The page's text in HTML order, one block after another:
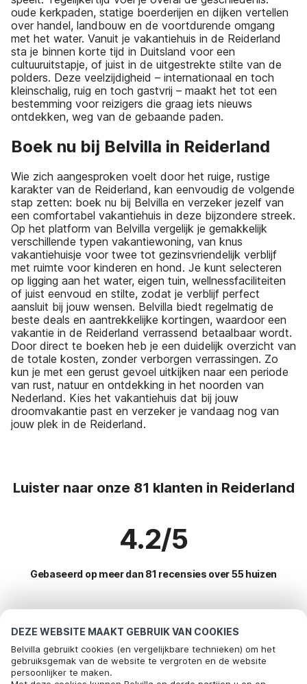
DEZE WEBSITE MAAKT GEBRUIK VAN COOKIES
Belvilla gebruikt cookies (en vergelijkbare technieken) om het
gebruiksgemak van de website te vergroten en de website
persoonlijker te maken.
oude kerkpaden, statige boerderijen en dijken vertellen
over handel, landbouw en de voortdurende omgang
met het water. Vanuit je vakantiehuis in de Reiderland
sta je binnen korte tijd in Duitsland voor een
cultuuruitstapje, of juist in de uitgestrekte stilte van de
polders. Deze veelzijdigheid – internationaal en toch
kleinschalig, ruig en toch gastvrij – maakt het tot een
bestemming voor reizigers die graag iets nieuws
ontdekken, weg van de gebaande paden.
Boek nu bij Belvilla in Reiderland
Wie zich aangesproken voelt door het ruige, rustige
karakter van de Reiderland, kan eenvoudig de volgende
stap zetten: boek nu bij Belvilla en verzeker jezelf van
een comfortabel vakantiehuis in deze bijzondere streek.
Op het platform van Belvilla vergelijk je gemakkelijk
verschillende typen vakantiewoning, van knus
vakantiehuisje voor twee tot gezinsvriendelijk verblijf
met ruimte voor kinderen en hond. Je kunt selecteren
op ligging aan het water, eigen tuin, wellnessfaciliteiten
of juist eenvoud en stilte, zodat je verblijf perfect
aansluit bij jouw wensen. Belvilla biedt regelmatig de
beste deals en aantrekkelijke kortingen, waardoor een
vakantie in de Reiderland verrassend betaalbaar wordt.
Door direct te boeken heb je een duidelijk overzicht van
de totale kosten, zonder verborgen verrassingen. Zo
kun je met een gerust gevoel uitkijken naar een periode
van rust, natuur en ontdekking in het noorden van
Nederland. Kies het vakantiehuis dat bij jouw
droomvakantie past en verzeker je vandaag nog van
jouw plek in de Reiderland.
Luister naar onze 81 klanten in Reiderland
4.2/5
Gebaseerd op meer dan 81 recensies over 55 huizen
Meest populaire bestemmingen voor
vakantie
Top steden met top voorzieningen voor vakantie